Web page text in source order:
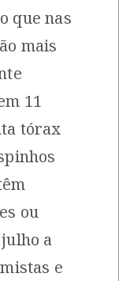
da-couve
por:
que nas
mais
11
tórax
ou
a
e